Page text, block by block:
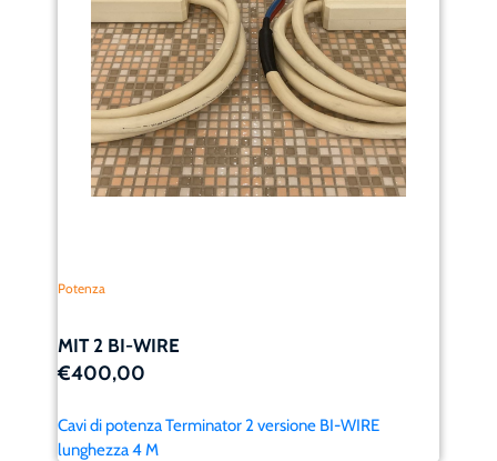
Potenza
MIT 2 BI-WIRE
€400,00
Cavi di potenza Terminator 2 versione BI-WIRE
lunghezza 4 M